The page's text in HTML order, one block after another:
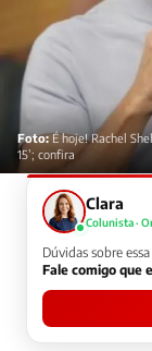
Foto:É hoje! Rachel
15’; confira
Clara
Colunista ·
Dúvidas sobre
Fale comigo que